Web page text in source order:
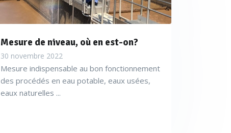
Mesure de niveau, où en est-on?
30 novembre 2022
Mesure indispensable au bon fonctionnement
des procédés en eau potable, eaux usées,
eaux naturelles ...